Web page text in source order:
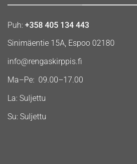
Puh: +358 405 134 443
Sinimäentie 15A, Espoo 02180
info@rengaskirppis.fi
Ma–Pe: 09.00–17.00
La: Suljettu
Su: Suljettu